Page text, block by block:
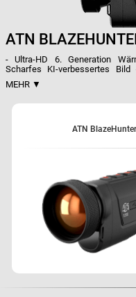
ATN
- Ultra-HD 6. Generation
Scharfes KI-verbessertes
Akkulaufzeit - Integrierter
KONNEKTIVITÄT - Integrierte
Empfindlichkeit
Scharfes KI-
Verlängerte Akkulaufzeit
Integrierter Laser-
WI-FI KONNEKTIVITÄT
Integrierte Video- und
Mehrere Farbmodi
MEHR ▼
ATN